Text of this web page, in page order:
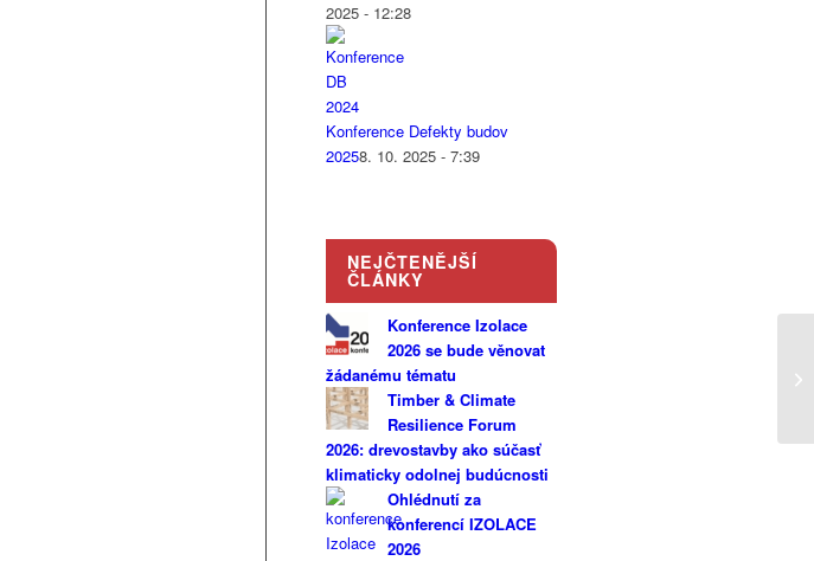
2025 - 12:28
Konference Defekty budov
20258. 10. 2025 - 7:39
NEJČTENĚJŠÍ
ČLÁNKY
Konference Izolace
2026 se bude věnovat
žádanému tématu
Timber & Climate
Resilience Forum
2026: drevostavby ako súčasť
klimaticky odolnej budúcnosti
Ohlédnutí za
konferencí IZOLACE
2026